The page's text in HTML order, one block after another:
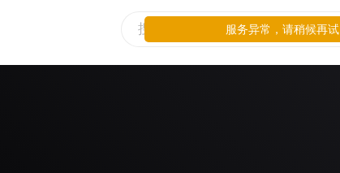
服务异常，请稍候再试